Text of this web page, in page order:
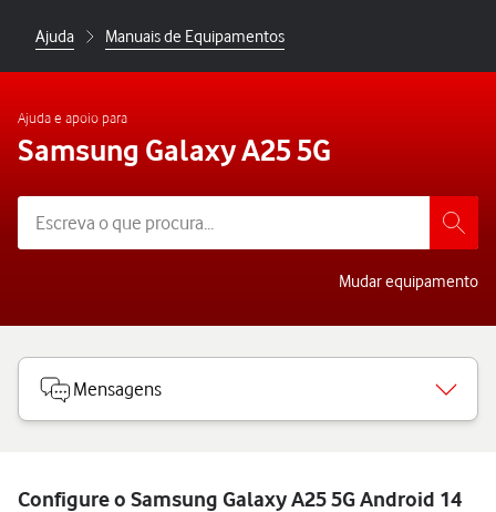
Ajuda Manuais de Equipamentos
Ajuda e apoio para
Samsung Galaxy A25 5G
Mudar equipamento
Mensagens
Configure o Samsung Galaxy A25 5G Android 14